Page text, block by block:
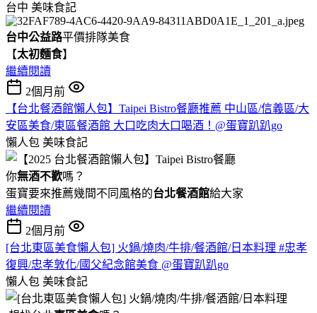
台中 美味食記
台中公益路平價排隊美食
【太初麵食】
繼續閱讀
2個月前
【台北餐酒館懶人包】Taipei Bistro餐廳推薦 中山區/信義區/大
安區美食/東區餐酒館 大口吃肉大口喝酒！@蛋寶趴趴go
懶人包 美味食記
你無酒不歡嗎？
蛋寶要來推薦幾間不同風格的台北餐酒館給大家
繼續閱讀
2個月前
[台北東區美食懶人包] 火鍋/燒肉/牛排/餐酒館/日本料理 #忠孝
復興/忠孝敦化/國父紀念館美食 @蛋寶趴趴go
懶人包 美味食記